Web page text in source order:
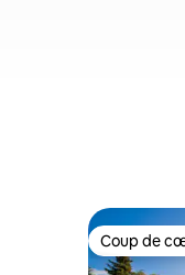
Coup de
Coup de